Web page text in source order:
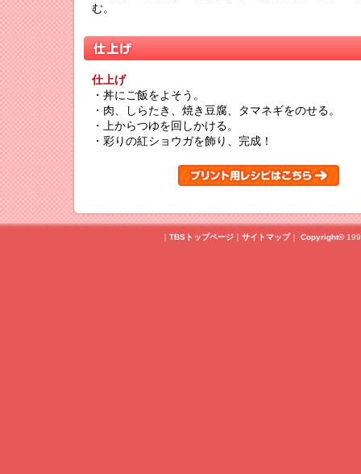
む。
仕上げ
・丼にご飯をよそう。
・肉、しらたき、焼き豆腐、タマネギをのせる。
・上からつゆを回しかける。
・彩りの紅ショウガを飾り、完成！
｜ TBSトップページ｜ サイトマップ｜ Copyright©